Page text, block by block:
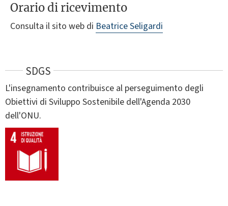
Orario di ricevimento
Consulta il sito web di Beatrice Seligardi
SDGS
L'insegnamento contribuisce al perseguimento degli
Obiettivi di Sviluppo Sostenibile dell'Agenda 2030
dell'ONU.